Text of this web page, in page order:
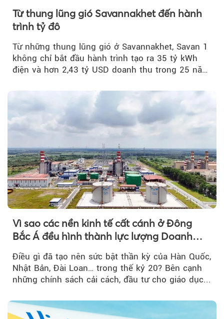
Từ thung lũng gió Savannakhet đến hành
trình tỷ đô
Từ những thung lũng gió ở Savannakhet, Savan 1
không chỉ bắt đầu hành trình tạo ra 35 tỷ kWh
điện và hơn 2,43 tỷ USD doanh thu trong 25 năm
Vì sao các nền kinh tế cất cánh ở Đông
Bắc Á đều hình thành lực lượng Doanh
nghiệp Quốc gia?
Điều gì đã tạo nên sức bật thần kỳ của Hàn Quốc,
Nhật Bản, Đài Loan… trong thế kỷ 20? Bên cạnh
những chính sách cải cách, đầu tư cho giáo dục...